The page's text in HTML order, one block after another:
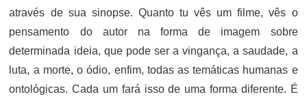
através de sua sinopse. Quanto tu vês um filme, vês o
pensamento do autor na forma de imagem sobre
determinada ideia, que pode ser a vingança, a saudade, a
luta, a morte, o ódio, enfim, todas as temáticas humanas e
ontológicas. Cada um fará isso de uma forma diferente. É